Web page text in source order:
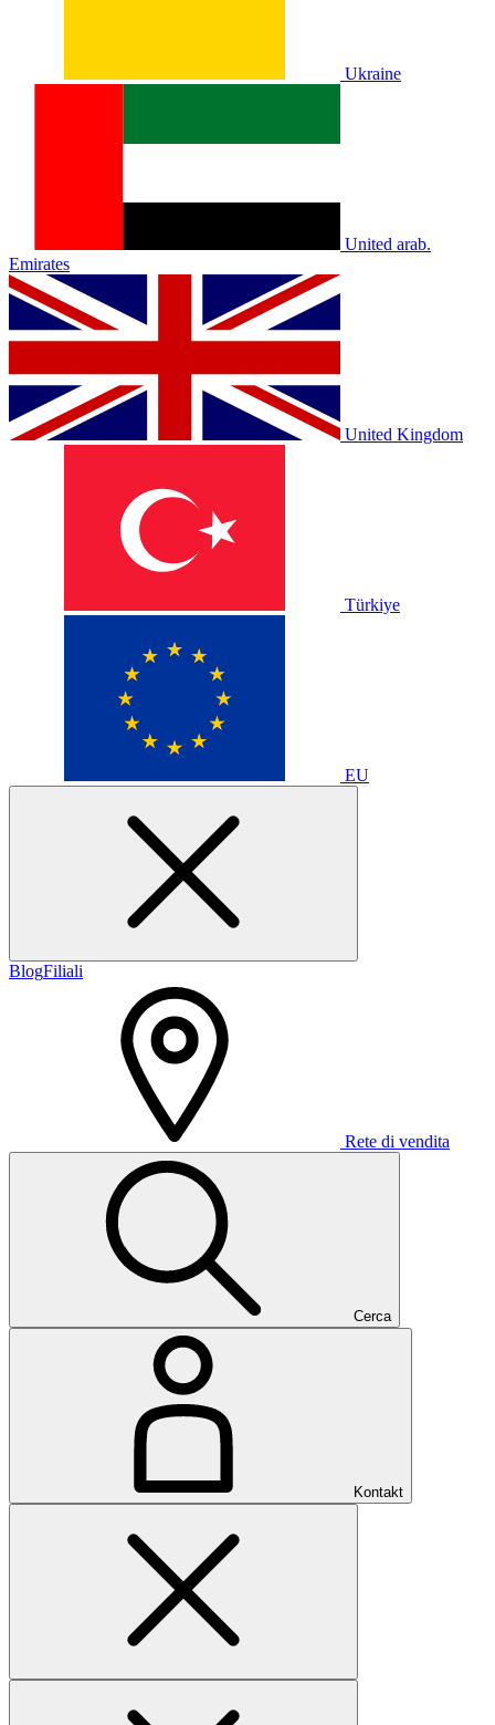
Ukraine
United arab.
Emirates
United Kingdom
Türkiye
EU
BlogFiliali
Rete di vendita
Cerca
Kontakt